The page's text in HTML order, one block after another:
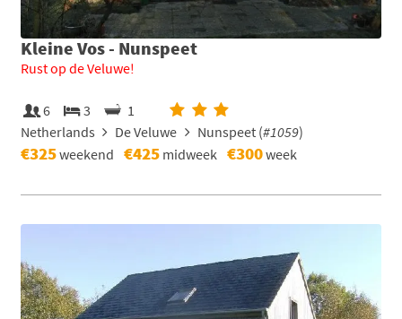
Kleine Vos - Nunspeet
Rust op de Veluwe!
6 3
1
Netherlands
De Veluwe Nunspeet (#1059)
€325weekend €425 midweek €300week